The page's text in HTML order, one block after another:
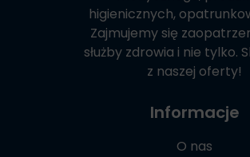
higienicznych,
Zajmujemy się
służby zdrowia i nie tylko.
z naszej oferty!
Informacje
O nas